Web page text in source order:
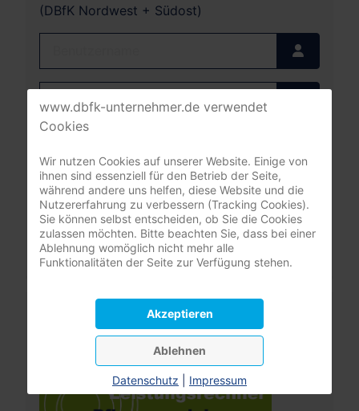
(DBfK Nordwest + Südost)
Passwort
Anmelden
Passwort vergessen?
Benutzername vergessen?
Leistungsrechner
Pflegeversicherung
www.dbfk-unternehmer.de verwendet
Cookies
Wir nutzen Cookies auf unserer Website. Einige von
ihnen sind essenziell für den Betrieb der Seite,
während andere uns helfen, diese Website und die
Nutzererfahrung zu verbessern (Tracking Cookies).
Sie können selbst entscheiden, ob Sie die Cookies
zulassen möchten. Bitte beachten Sie, dass bei einer
Ablehnung womöglich nicht mehr alle
Funktionalitäten der Seite zur Verfügung stehen.
Akzeptieren
Ablehnen
Datenschutz Impressum